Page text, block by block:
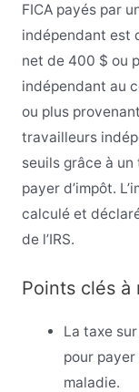
FICA payés par
indépendant est
net de 400 $ ou
indépendant au
ou plus
travailleurs
seuils grâce à
payer d’impôt.
calculé et
de l’IRS.
Points clés à
La taxe
pour
maladie.